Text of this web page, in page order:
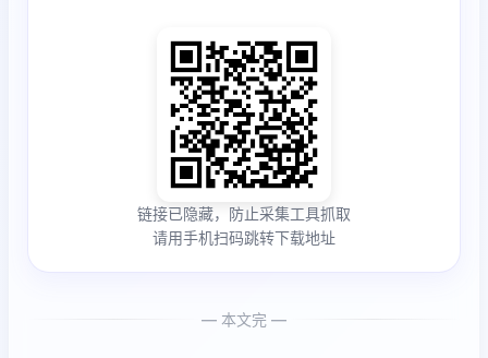
链接已隐藏，防止采集工具抓取
请用手机扫码跳转下载地址
— 本文完 —